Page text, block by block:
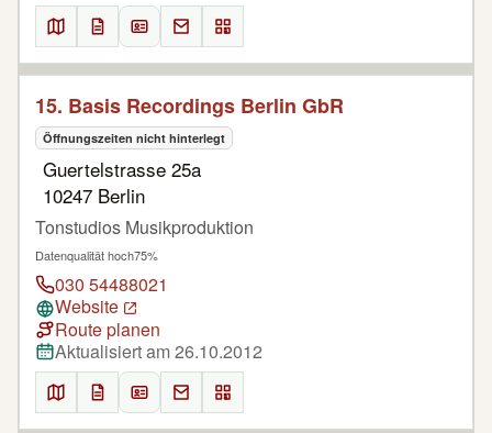
15. Basis Recordings Berlin GbR
Öffnungszeiten nicht hinterlegt
Guertelstrasse 25a
10247 Berlin
Tonstudios Musikproduktion
Datenqualität hoch75%
030 54488021
Website
Route planen
Aktualisiert am 26.10.2012